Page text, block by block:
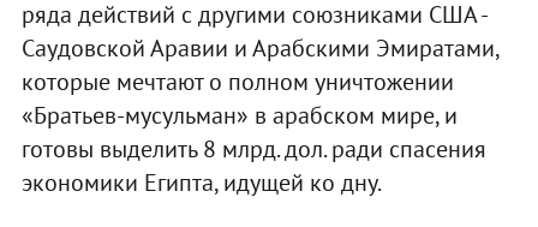
ряда действий с другими союзниками США -
Саудовской Аравии и Арабскими Эмиратами,
которые мечтают о полном уничтожении
«Братьев-мусульман» в арабском мире, и
готовы выделить 8 млрд. дол. ради спасения
экономики Египта, идущей ко дну.